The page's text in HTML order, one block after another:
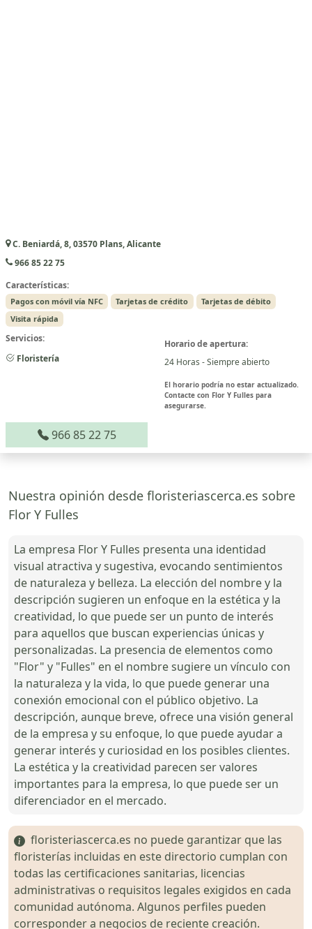
C. Beniardá, 8, 03570 Plans, Alicante
966 85 22 75
Características:
Pagos con móvil vía NFC Tarjetas de crédito
Tarjetas de débito
Visita rápida
Servicios:
Floristería
Horario de apertura:
24 Horas - Siempre abierto
El horario podría no estar actualizado.
Contacte con Flor Y Fulles para
asegurarse.
966 85 22 75
Nuestra opinión desde floristeriascerca.es sobre
Flor Y Fulles
La empresa Flor Y Fulles presenta una identidad
visual atractiva y sugestiva, evocando sentimientos
de naturaleza y belleza. La elección del nombre y la
descripción sugieren un enfoque en la estética y la
creatividad, lo que puede ser un punto de interés
para aquellos que buscan experiencias únicas y
personalizadas. La presencia de elementos como
"Flor" y "Fulles" en el nombre sugiere un vínculo con
la naturaleza y la vida, lo que puede generar una
conexión emocional con el público objetivo. La
descripción, aunque breve, ofrece una visión general
de la empresa y su enfoque, lo que puede ayudar a
generar interés y curiosidad en los posibles clientes.
La estética y la creatividad parecen ser valores
importantes para la empresa, lo que puede ser un
diferenciador en el mercado.
floristeriascerca.es no puede garantizar que las
floristerías incluidas en este directorio cumplan con
todas las certificaciones sanitarias, licencias
administrativas o requisitos legales exigidos en cada
comunidad autónoma. Algunos perfiles pueden
corresponder a negocios de reciente creación.